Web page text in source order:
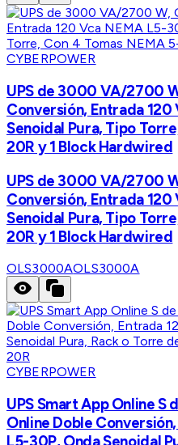
CYBERPOWER
UPS de 3000 VA/2700
Conversión, Entrada 120
Senoidal Pura, Tipo
20R y 1 Block Hardwired
UPS de 3000 VA/2700
Conversión, Entrada 120
Senoidal Pura, Tipo
20R y 1 Block Hardwired
OLS3000AOLS3000A
CYBERPOWER
UPS Smart App Online
Online Doble